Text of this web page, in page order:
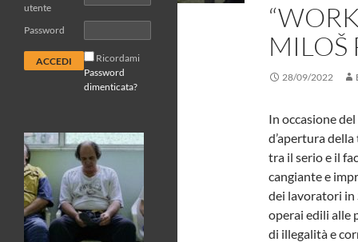
MILOŠ
28/09/2022
In occasione
d’apertura
tra il serio e il
cangiante e
dei lavoratori in
operai edili alle
di illegalità e
utente
Password
Ricordami
Password
dimenticata?